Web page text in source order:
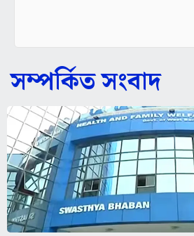
সম্পর্কিত সংবাদ